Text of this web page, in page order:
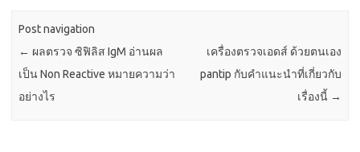
Post navigation
← ผลตรวจ ซิฟิลิส IgM อ่านผล
เป็น Non Reactive หมายความว่า
อย่างไร
เครื่องตรวจเอดส์ ด้วยตนเอง
pantip กับคำแนะนำที่เกี่ยวกับ
เรื่องนี้ →